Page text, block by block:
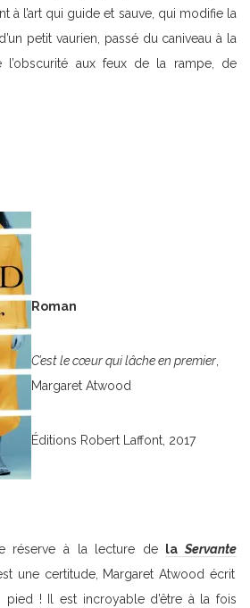
à l’art qui guide et sauve, qui modifie la
petit vaurien, passé du caniveau à la
l’obscurité aux feux de la rampe, de
Roman
C’est le cœur qui lâche en premier,
Margaret Atwood
Éditions Robert Laffont, 2017
réserve à la lecture de laServante
une certitude, Margaret Atwood écrit
! Il est incroyable d’être à la fois